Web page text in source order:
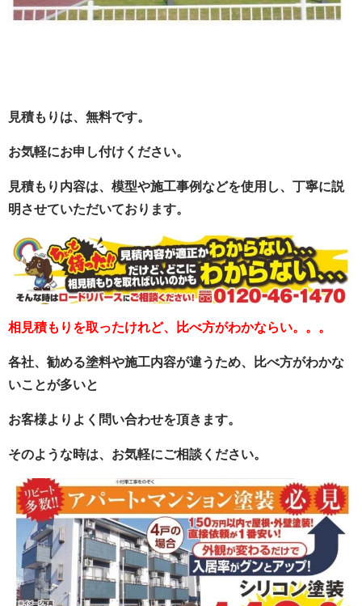
見積もりは、無料です。
お気軽にお申し付けください。
見積もり内容は、模型や施工事例などを使用し、丁寧に説
明させていただいております。
相見積もりを取ったけれど、比べ方がわかならい。。。
各社、勧める塗料や施工内容が違うため、比べ方がわかな
いことが多いと
お客様よりよく問い合わせを頂きます。
そのような時は、お気軽にご相談ください。